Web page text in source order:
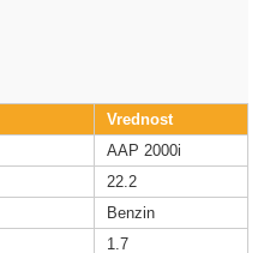
Vrednost
AAP 2000i
22.2
Benzin
1.7